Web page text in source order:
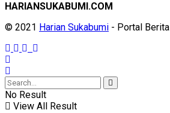
HARIANSUKABUMI.COM
© 2021 Harian Sukabumi - Portal Berita
No Result
View All Result